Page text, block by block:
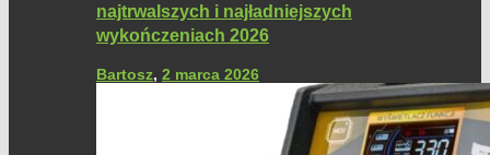
najtrwalszych i najładniejszych
wykończeniach 2026
Bartosz, 2 marca 2026